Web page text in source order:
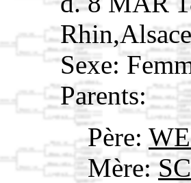
Sexe:
Parents:
Père:
Mère: